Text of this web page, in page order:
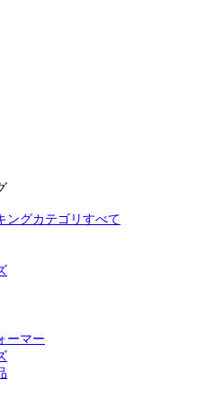
ングカテゴリすべて
ーマー